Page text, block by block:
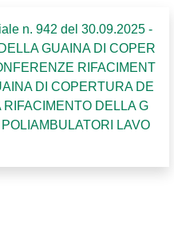
n. 942 del 30.09.2025 -
GUAINA DI COPER
RIFACIMENT
DI COPERTURA DE
DELLA G
LAVO